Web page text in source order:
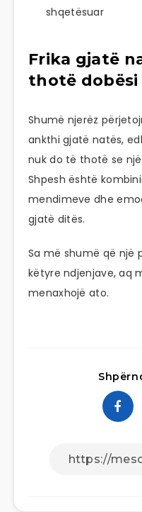
shqetësuar
Frika gjatë
thotë dobësi
Shumë njerëz
ankthi gjatë natës,
nuk do të thotë se
Shpesh është
mendimeve dhe
gjatë ditës.
Sa më shumë që një
këtyre ndjenjave, aq
menaxhojë ato.